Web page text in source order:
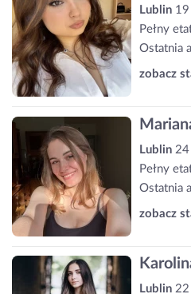
Lublin
Pełny
Ostatnia
zobacz
Lublin 24
Pełny
Ostatnia
zobacz
Lublin 22